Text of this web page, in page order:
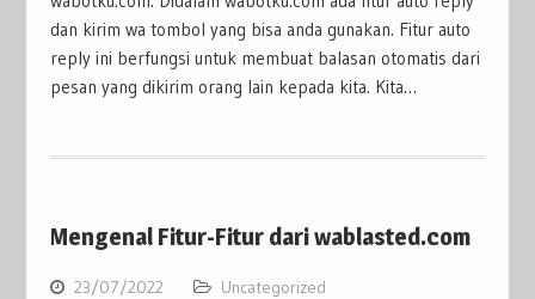
dan kirim wa tombol yang bisa anda gunakan. Fitur auto
reply ini berfungsi untuk membuat balasan otomatis dari
pesan yang dikirim orang lain kepada kita. Kita…
Mengenal Fitur-Fitur dari wablasted.com
23/07/2022 Uncategorized